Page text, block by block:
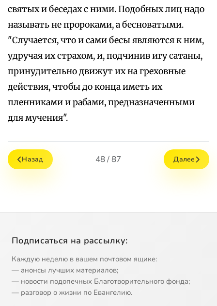
святых и беседах с ними. Подобных лиц надо
называть не пророками, а бесноватыми.
"Случается, что и сами бесы являются к ним,
удручая их страхом, и, подчинив игу сатаны,
принудительно движут их на греховные
действия, чтобы до конца иметь их
пленниками и рабами, предназначенными
для мучения".
Назад 48 / 87 Далее
Подписаться на рассылку:
Каждую неделю в вашем почтовом ящике:
— анонсы лучших материалов;
— новости подопечных Благотворительного фонда;
— разговор о жизни по Евангелию.